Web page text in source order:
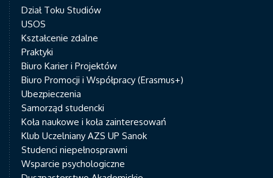
Dział Toku Studiów
USOS
Kształcenie zdalne
Praktyki
Biuro Karier i Projektów
Biuro Promocji i Współpracy (Erasmus+)
Ubezpieczenia
Samorząd studencki
Koła naukowe i koła zainteresowań
Klub Uczelniany AZS UP Sanok
Studenci niepełnosprawni
Wsparcie psychologiczne